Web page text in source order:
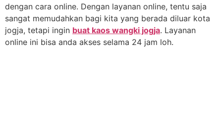
dengan cara online. Dengan layanan online, tentu saja
sangat memudahkan bagi kita yang berada diluar kota
jogja, tetapi ingin buat kaos wangki jogja. Layanan
online ini bisa anda akses selama 24 jam loh.